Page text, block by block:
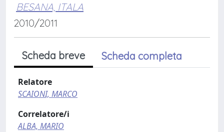
BESANA, ITALA
2010/2011
Scheda breve Scheda completa
Relatore
SCAIONI, MARCO
Correlatore/i
ALBA, MARIO